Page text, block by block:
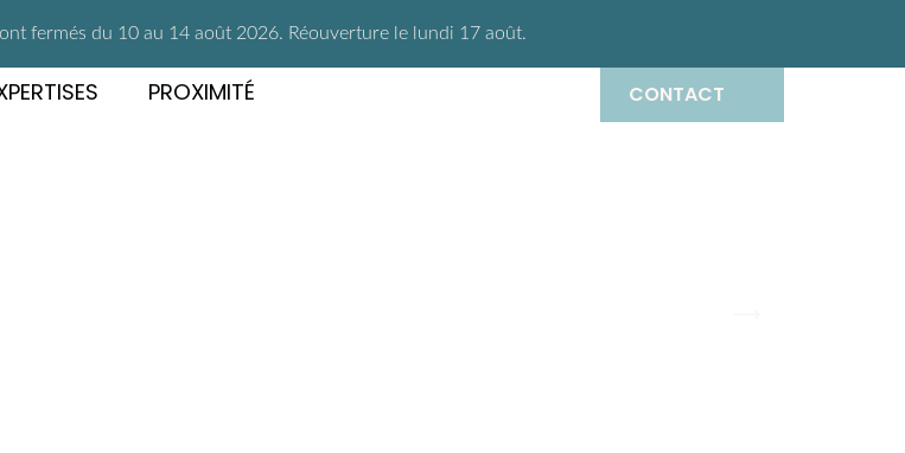
fermés du 10 au 14 août 2026. Réouverture le lundi 17 août.
PROXIMITÉ CONTACT